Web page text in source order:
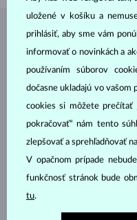
ŠPERKY Z
uložené v košíku a
prihlásiť, aby sme vám
informovať o novinkách a
používaním súborov
dočasne ukladajú vo vašom
cookies si môžete prečítať
pokračovať“ nám tento
zlepšovať a sprehľadňovať
V opačnom prípade
funkčnosť stránok bude
tu.